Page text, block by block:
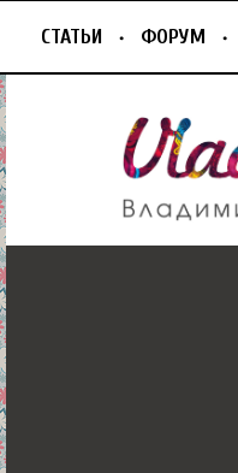
СТАТЬИ ФОРУМ